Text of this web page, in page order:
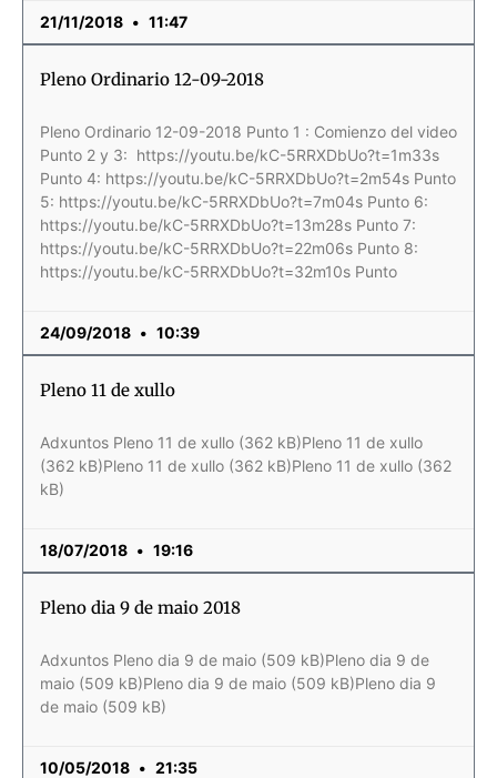
21/11/2018 11:47
Pleno Ordinario 12-09-2018
Pleno Ordinario 12-09-2018 Punto 1 : Comienzo del video
Punto 2 y 3: https://youtu.be/kC-5RRXDbUo?t=1m33s
Punto 4: https://youtu.be/kC-5RRXDbUo?t=2m54s Punto
5: https://youtu.be/kC-5RRXDbUo?t=7m04s Punto 6:
https://youtu.be/kC-5RRXDbUo?t=13m28s Punto 7:
https://youtu.be/kC-5RRXDbUo?t=22m06s Punto 8:
https://youtu.be/kC-5RRXDbUo?t=32m10s Punto
24/09/2018 10:39
Pleno 11 de xullo
Adxuntos Pleno 11 de xullo (362 kB)Pleno 11 de xullo
(362 kB)Pleno 11 de xullo (362 kB)Pleno 11 de xullo (362
kB)
18/07/2018 19:16
Pleno dia 9 de maio 2018
Adxuntos Pleno dia 9 de maio (509 kB)Pleno dia 9 de
maio (509 kB)Pleno dia 9 de maio (509 kB)Pleno dia 9
de maio (509 kB)
10/05/2018 21:35